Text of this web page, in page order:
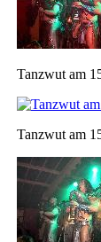
Tanzwut am
Tanzwut am